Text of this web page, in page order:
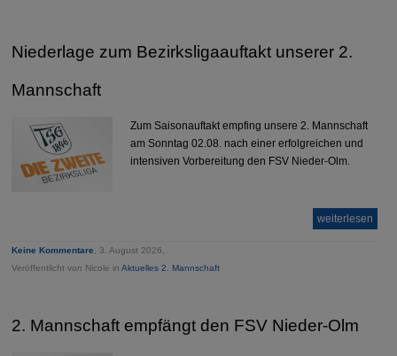
Niederlage zum Bezirksligaauftakt unserer 2.
Mannschaft
Zum Saisonauftakt empfing unsere 2. Mannschaft
am Sonntag 02.08. nach einer erfolgreichen und
intensiven Vorbereitung den FSV Nieder-Olm.
weiterlesen
Keine Kommentare
, 3. August 2026,
Veröffentlicht von Nicole inAktuelles 2. Mannschaft
2. Mannschaft empfängt den FSV Nieder-Olm